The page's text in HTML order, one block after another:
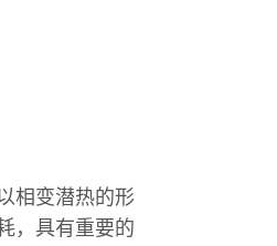
相变潜热的形
，具有重要的